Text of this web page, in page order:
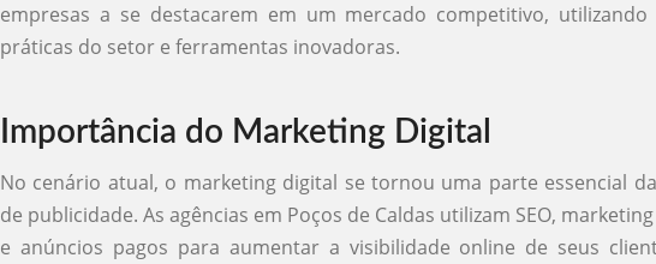
empresas a se destacarem em um mercado competitivo, utilizando
práticas do setor e ferramentas inovadoras.
Importância do Marketing Digital
No cenário atual, o marketing digital se tornou uma parte essencial
de publicidade. As agências em Poços de Caldas utilizam SEO,
e anúncios pagos para aumentar a visibilidade online de seus